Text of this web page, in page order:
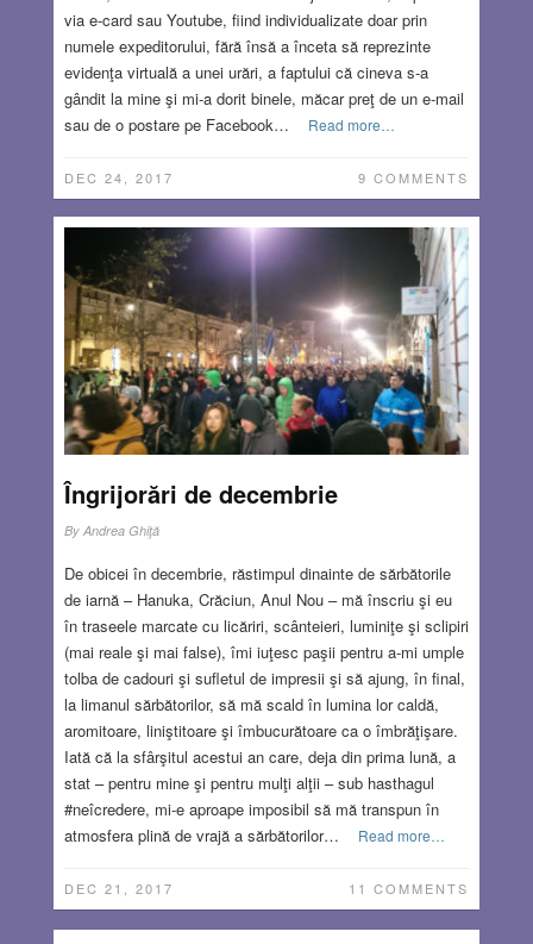
via e-card sau Youtube, fiind individualizate doar prin
numele expeditorului, fără însă a înceta să reprezinte
evidenţa virtuală a unei urări, a faptului că cineva s-a
gândit la mine şi mi-a dorit binele, măcar preţ de un e-mail
sau de o postare pe Facebook…
Read more…
DEC 24, 2017 9 COMMENTS
Îngrijorări de decembrie
By Andrea Ghiţă
De obicei în decembrie, răstimpul dinainte de sărbătorile
de iarnă – Hanuka, Crăciun, Anul Nou – mă înscriu şi eu
în traseele marcate cu licăriri, scânteieri, luminiţe şi sclipiri
(mai reale şi mai false), îmi iuţesc paşii pentru a-mi umple
tolba de cadouri şi sufletul de impresii şi să ajung, în final,
la limanul sărbătorilor, să mă scald în lumina lor caldă,
aromitoare, liniştitoare şi îmbucurătoare ca o îmbrăţişare.
Iată că la sfârşitul acestui an care, deja din prima lună, a
stat – pentru mine şi pentru mulţi alţii – sub hasthagul
#neîcredere, mi-e aproape imposibil să mă transpun în
atmosfera plină de vrajă a sărbătorilor…
Read more…
DEC 21, 2017 11 COMMENTS